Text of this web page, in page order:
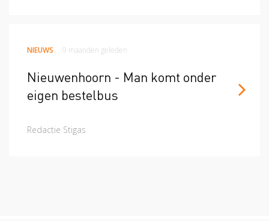
NIEUWS 9 maanden geleden
Nieuwenhoorn - Man komt onder
eigen bestelbus
Redactie Stigas